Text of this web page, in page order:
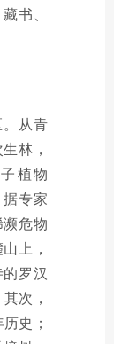
书、
从青
林，
植物
专家
危物
上，
罗汉
次，
史；